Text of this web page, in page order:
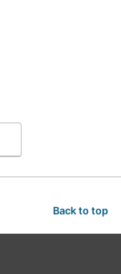
Back to top